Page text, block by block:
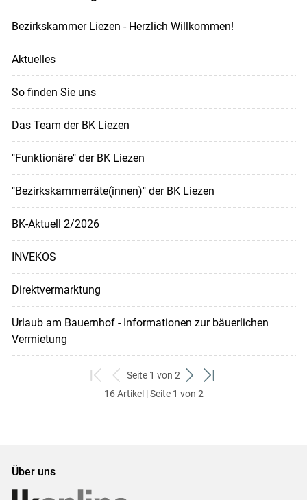
Bezirkskammer Liezen - Herzlich Willkommen!
Aktuelles
So finden Sie uns
Das Team der BK Liezen
"Funktionäre" der BK Liezen
"Bezirkskammerräte(innen)" der BK Liezen
BK-Aktuell 2/2026
INVEKOS
Direktvermarktung
Urlaub am Bauernhof - Informationen zur bäuerlichen
Vermietung
zum
ersten
zurück
zum
Seite 1 von 2
weiter
zum
zum
16 Artikel | Seite 1 von 2
Über uns